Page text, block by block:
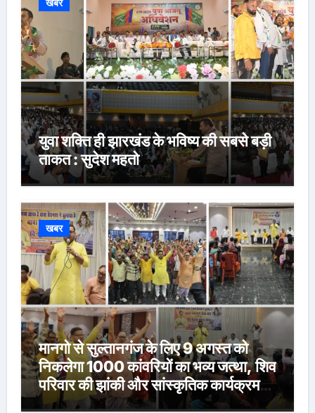
खबर
युवा शक्ति ही झारखंड के भविष्य की सबसे बड़ी
ताकत : सुदेश महतो
खबर
मानगो से सुल्तानगंज के लिए 9 अगस्त को
निकलेगा 1000 कांवरियों का भव्य जत्था, शिव
परिवार की झांकी और सांस्कृतिक कार्यक्रम
होंगे आकर्षण